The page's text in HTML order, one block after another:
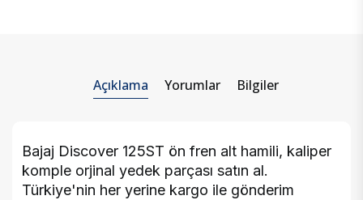
Açıklama Yorumlar Bilgiler
Bajaj Discover 125ST ön fren alt hamili, kaliper
komple orjinal yedek parçası satın al.
Türkiye'nin her yerine kargo ile gönderim